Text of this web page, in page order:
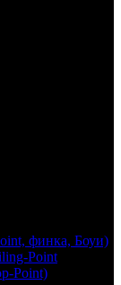
финка, Боуи)
Point
Point)